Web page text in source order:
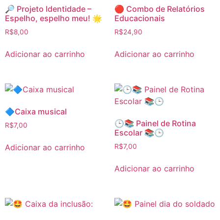
🔎 Projeto Identidade –
Espelho, espelho meu! 🌟
R$8,00
Adicionar ao carrinho
🔴 Combo de Relatórios
Educacionais
R$24,90
Adicionar ao carrinho
🔷Caixa musical
R$7,00
Adicionar ao carrinho
🕒📚 Painel de Rotina
Escolar 📚🕒
R$7,00
Adicionar ao carrinho